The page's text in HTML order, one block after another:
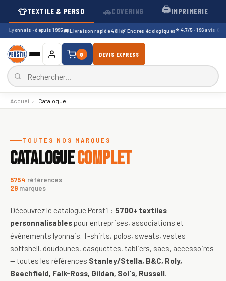
👕TEXTILE & PERSO 🚗COVERING 🖨️IMPRIMERIE
· depuis 1995🚚 Livraison rapide 48H🌿 Encres écologiques⭐ 4,7/5 · 196 avis Google
0 DEVIS EXPRESS
Accueil › Catalogue
TOUTES NOS MARQUES
CATALOGUECOMPLET
5754 références
29 marques
Découvrez le catalogue Perstil : 5700+ textiles
personnalisables pour entreprises, associations et
événements lyonnais. T-shirts, polos, sweats, vestes
softshell, doudounes, casquettes, tabliers, sacs, accessoires
— toutes les références Stanley/Stella, B&C, Roly,
Beechfield, Falk-Ross, Gildan, Sol's, Russell.